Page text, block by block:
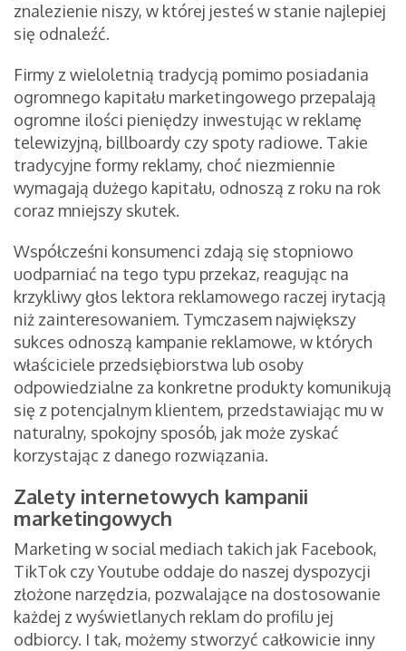
znalezienie niszy, w której jesteś w stanie najlepiej
się odnaleźć.
Firmy z wieloletnią tradycją pomimo posiadania
ogromnego kapitału marketingowego przepalają
ogromne ilości pieniędzy inwestując w reklamę
telewizyjną, billboardy czy spoty radiowe. Takie
tradycyjne formy reklamy, choć niezmiennie
wymagają dużego kapitału, odnoszą z roku na rok
coraz mniejszy skutek.
Współcześni konsumenci zdają się stopniowo
uodparniać na tego typu przekaz, reagując na
krzykliwy głos lektora reklamowego raczej irytacją
niż zainteresowaniem. Tymczasem największy
sukces odnoszą kampanie reklamowe, w których
właściciele przedsiębiorstwa lub osoby
odpowiedzialne za konkretne produkty komunikują
się z potencjalnym klientem, przedstawiając mu w
naturalny, spokojny sposób, jak może zyskać
korzystając z danego rozwiązania.
Zalety internetowych kampanii
marketingowych
Marketing w social mediach takich jak Facebook,
TikTok czy Youtube oddaje do naszej dyspozycji
złożone narzędzia, pozwalające na dostosowanie
każdej z wyświetlanych reklam do profilu jej
odbiorcy. I tak, możemy stworzyć całkowicie inny